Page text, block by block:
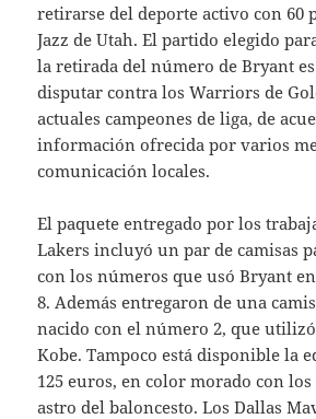
retirarse del deporte activo con 60
Jazz de Utah. El partido elegido
la retirada del número de Bryant
disputar contra los Warriors de
actuales campeones de liga, de
información ofrecida por varios
comunicación locales.
El paquete entregado por los
Lakers incluyó un par de camisas
con los números que usó Bryant
8. Además entregaron de una
nacido con el número 2, que
Kobe. Tampoco está disponible la
125 euros, en color morado con
astro del baloncesto. Los Dallas